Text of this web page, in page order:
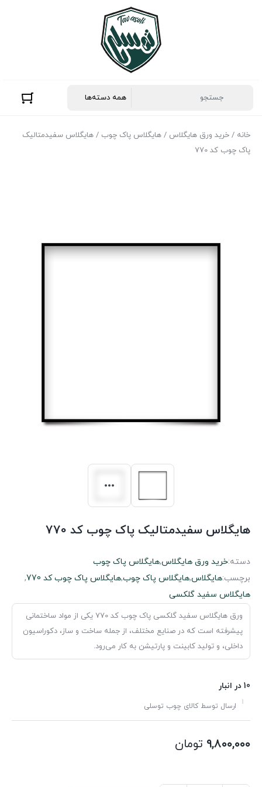
خانه / خرید ورق هایگلاس / هایگلاس پاک چوب / هایگلاس سفیدمتالیک
پاک چوب کد 770
هایگلاس سفیدمتالیک پاک چوب کد 770
دسته:خرید ورق هایگلاس,هایگلاس پاک چوب
برچسب:هایگلاس,هایگلاس پاک چوب,هایگلاس پاک چوب کد 770
,
هایگلاس سفید گلکسی
ورق‌ هایگلاس سفید گلکسی پاک چوب کد 770 یکی از مواد ساختمانی
پیشرفته است که در صنایع مختلف، از جمله ساخت و ساز، دکوراسیون
داخلی، و تولید کابینت و پارتیشن به کار می‌رود.
10 در انبار
ارسال توسط کالای چوب توسلی
۹,۸۰۰,۰۰۰ تومان